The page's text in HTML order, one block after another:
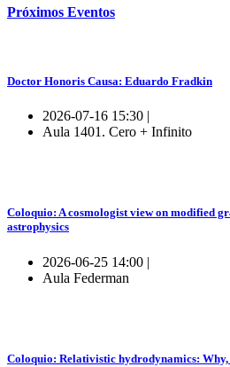
Próximos Eventos
Doctor Honoris Causa: Eduardo Fradkin
2026-07-16 15:30 |
Aula 1401. Cero + Infinito
Coloquio: A cosmologist view on modified
astrophysics
2026-06-25 14:00 |
Aula Federman
Coloquio: Relativistic hydrodynamics: Why,